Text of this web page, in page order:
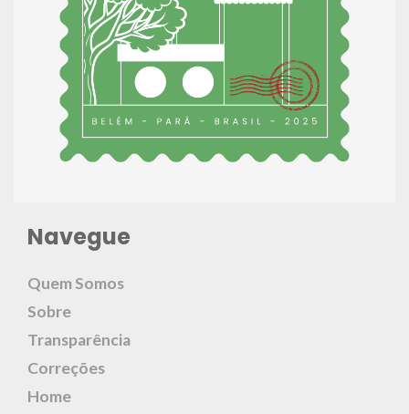
Navegue
Quem Somos
Sobre
Transparência
Correções
Home